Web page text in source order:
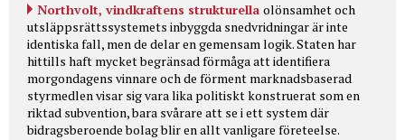
Northvolt, vindkraftens strukturella olönsamhet och
utsläppsrättssystemets inbyggda snedvridningar är inte
identiska fall, men de delar en gemensam logik. Staten har
hittills haft mycket begränsad förmåga att identifiera
morgondagens vinnare och de förment marknadsbaserad
styrmedlen visar sig vara lika politiskt konstruerat som en
riktad subvention, bara svårare att se i ett system där
bidragsberoende bolag blir en allt vanligare företeelse.